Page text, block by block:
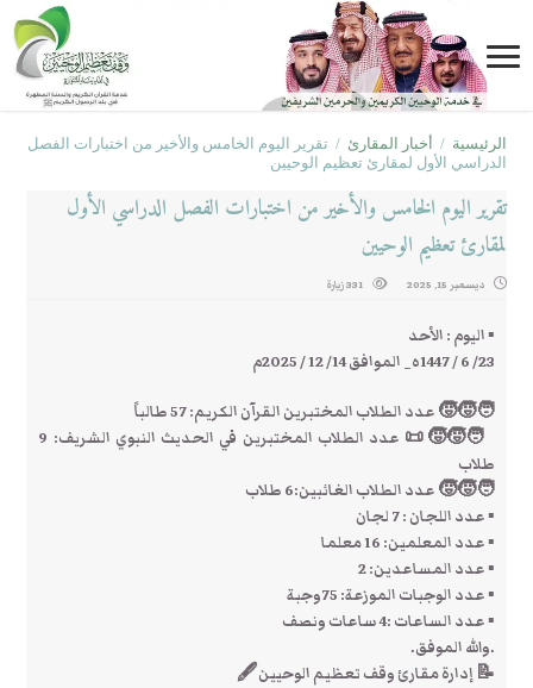
الرئيسية / أخبار المقارئ / تقرير اليوم الخامس والأخير من اختبارات الفصل
الدراسي الأول لمقارئ تعظيم الوحيين
تقرير اليوم الخامس والأخير من اختبارات الفصل الدراسي الأول
لمقارئ تعظيم الوحيين
ديسمبر 15, 2025 331 زيارة
▪️ اليوم : الأحد
23/ 6 / 1447ه_ الموافق 14/ 12 / 2025م
🧑‍🧒‍🧒 عدد الطلاب المختبرين القرآن الكريم: 57 طالباً
🧑‍🧒‍🧒📜 عدد الطلاب المختبرين في الحديث النبوي الشريف: 9
طلاب
🧑‍🧒‍🧒 عدد الطلاب الغائبين:6 طلاب
▪️ عدد اللجان : 7 لجان
▪️ عدد المعلمين: 16 معلما
▪️ عدد المساعدين: 2
▪️ عدد الوجبات الموزعة: 75وجبة
▪️ عدد الساعات :4 ساعات ونصف
.والله الموفق.
📝 إدارة مقارئ وقف تعظيم الوحيين🖋️